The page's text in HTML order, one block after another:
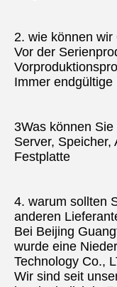
2. wie können
Vor der
Immer
3Was können
Server, Speicher,
Festplatte
4. warum sollten
anderen
Bei Beijing
wurde eine
Technology Co.,
Wir sind seit